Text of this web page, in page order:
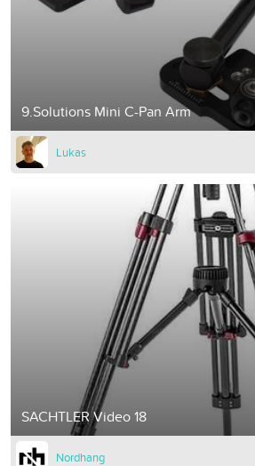
9.Solutions Mini C-Pan Arm
Lukas
SACHTLER Video 18
Nordhang